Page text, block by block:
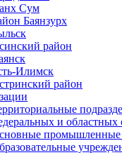
Сум
Баянзурх
район
Илимск
район
и областных
промышленные